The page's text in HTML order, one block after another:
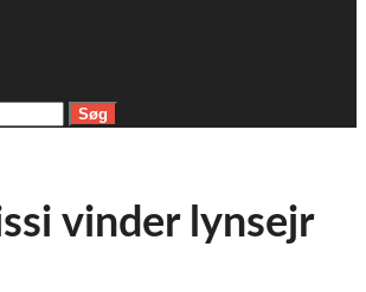
vinder lynsejr